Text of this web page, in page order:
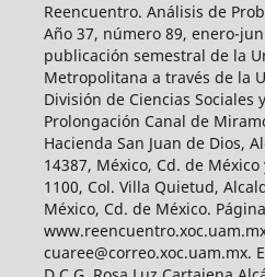
Reencuentro. Análisis de
Año 37, número 89, enero-
publicación semestral de la
Metropolitana a través de la
División de Ciencias Sociales
Prolongación Canal de
Hacienda San Juan de Dios,
14387, México, Cd. de
1100, Col. Villa Quietud,
México, Cd. de México.
cuaree@correo.xoc.uam.mx.